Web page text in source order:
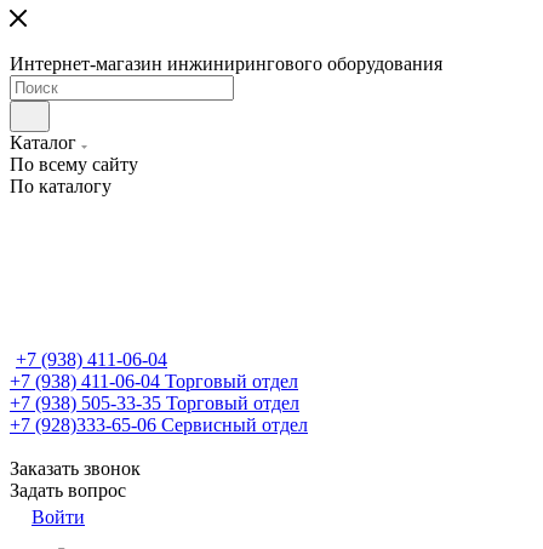
Интернет-магазин инжинирингового оборудования
Каталог
По всему сайту
По каталогу
+7 (938) 411-06-04
+7 (938) 411-06-04 Торговый отдел
+7 (938) 505-33-35 Торговый отдел
+7 (928)333-65-06 Сервисный отдел
Заказать звонок
Задать вопрос
Войти